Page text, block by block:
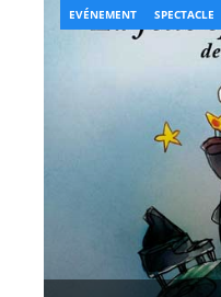
EVÉNEMENT SPECTACLE